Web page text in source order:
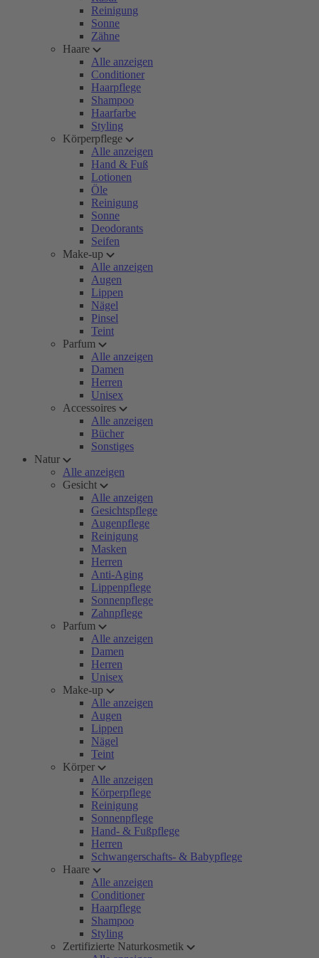
Reinigung
Sonne
Zähne
Haare
Alle anzeigen
Conditioner
Haarpflege
Shampoo
Haarfarbe
Styling
Körperpflege
Alle anzeigen
Hand & Fuß
Lotionen
Öle
Reinigung
Sonne
Deodorants
Seifen
Make-up
Alle anzeigen
Augen
Lippen
Nägel
Pinsel
Teint
Parfum
Alle anzeigen
Damen
Herren
Unisex
Accessoires
Alle anzeigen
Bücher
Sonstiges
Natur
Alle anzeigen
Gesicht
Alle anzeigen
Gesichtspflege
Augenpflege
Reinigung
Masken
Herren
Anti-Aging
Lippenpflege
Sonnenpflege
Zahnpflege
Parfum
Alle anzeigen
Damen
Herren
Unisex
Make-up
Alle anzeigen
Augen
Lippen
Nägel
Teint
Körper
Alle anzeigen
Körperpflege
Reinigung
Sonnenpflege
Hand- & Fußpflege
Herren
Schwangerschafts- & Babypflege
Haare
Alle anzeigen
Conditioner
Haarpflege
Shampoo
Styling
Zertifizierte Naturkosmetik